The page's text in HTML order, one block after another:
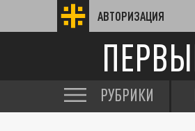
АВТОРИЗАЦИЯ
РУБРИКИ